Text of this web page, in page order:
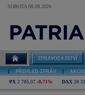
SOBOTA 08.08.2026
ZPRAVODAJSTVÍ
PŘEHLED ZPRÁV
PX 2 785,07 -0,71% DAX 26